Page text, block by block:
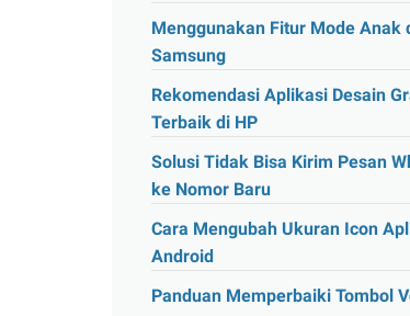
Menggunakan Fitur Mode Anak
Samsung
Rekomendasi Aplikasi Desain
Terbaik di HP
Solusi Tidak Bisa Kirim Pesan
ke Nomor Baru
Cara Mengubah Ukuran Icon
Android
Panduan Memperbaiki Tombol